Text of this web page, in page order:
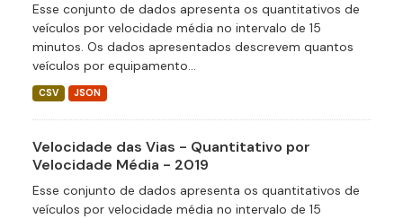
Esse conjunto de dados apresenta os quantitativos de
veículos por velocidade média no intervalo de 15
minutos. Os dados apresentados descrevem quantos
veículos por equipamento...
CSV JSON
Velocidade das Vias - Quantitativo por
Velocidade Média - 2019
Esse conjunto de dados apresenta os quantitativos de
veículos por velocidade média no intervalo de 15